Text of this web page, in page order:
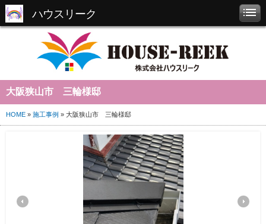
ハウスリーク
大阪狭山市 三輪様邸
HOME » 施工事例 » 大阪狭山市 三輪様邸